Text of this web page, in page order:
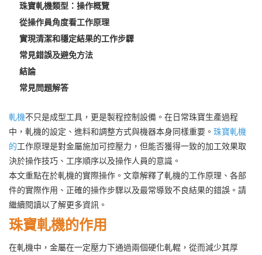
珠寶軋機類型：操作概覽
從操作員角度看工作原理
實現清潔和穩定結果的工作步驟
常見錯誤及避免方法
結論
常見問題解答
軋機不只是成型工具，更是製程控制設備。在日常珠寶生產過程
中，軋機的設定、進料和調整方式與機器本身同樣重要。 珠寶軋機
的工作原理是對金屬施加可控壓力，但能否獲得一致的加工效果取
決於操作技巧、工序順序以及操作人員的意識。
本文重點在於軋機的實際操作。文章解釋了軋機的工作原理、各部
件的實際作用、正確的操作步驟以及最常導致不良結果的錯誤。請
繼續閱讀以了解更多資訊。
珠寶軋機的作用
在軋機中，金屬在一定壓力下通過兩個硬化軋輥，從而減少其厚